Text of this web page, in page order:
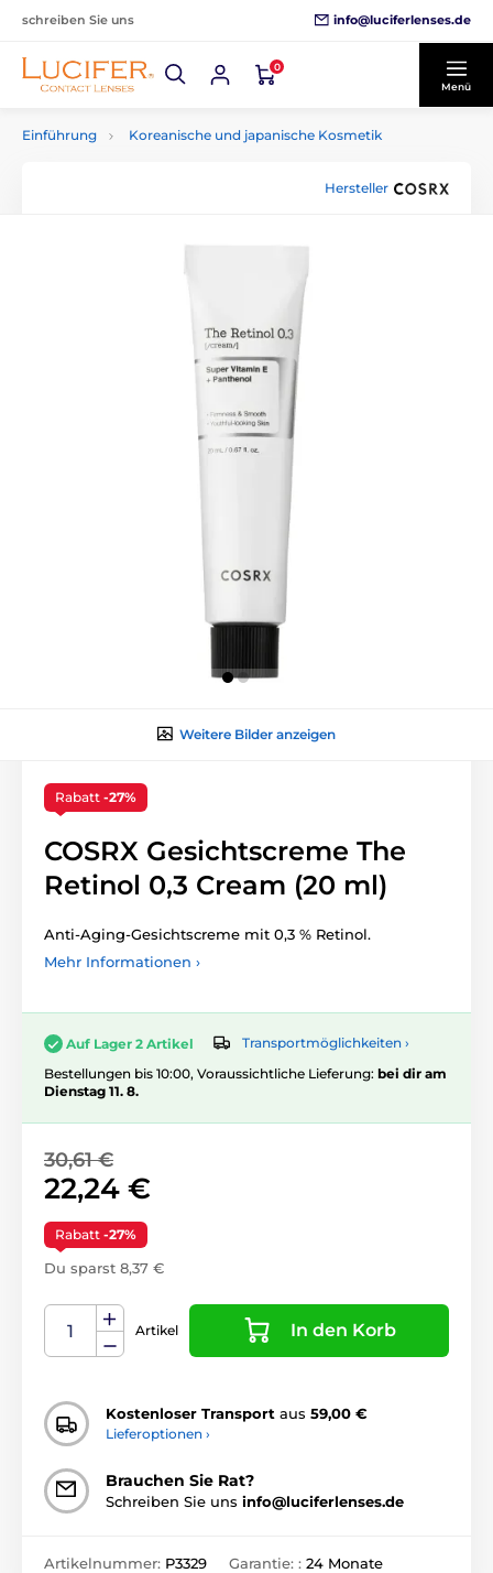
schreiben Sie uns info@luciferlenses.de
0
Menü
Einführung Koreanische und japanische Kosmetik
Hersteller
Weitere Bilder anzeigen
Rabatt -27%
COSRX Gesichtscreme The
Retinol 0,3 Cream (20 ml)
Anti-Aging-Gesichtscreme mit 0,3 % Retinol.
Mehr Informationen ›
Auf Lager 2 Artikel
Transportmöglichkeiten ›
Bestellungen bis 10:00, Voraussichtliche Lieferung: bei dir am
Dienstag 11. 8.
30,61 €
22,24 €
Rabatt -27%
Du sparst 8,37 €
Artikel In den Korb
Kostenloser Transport aus 59,00 €
Lieferoptionen ›
Brauchen Sie Rat?
Schreiben Sie uns info@luciferlenses.de
Artikelnummer: P3329 Garantie: : 24 Monate